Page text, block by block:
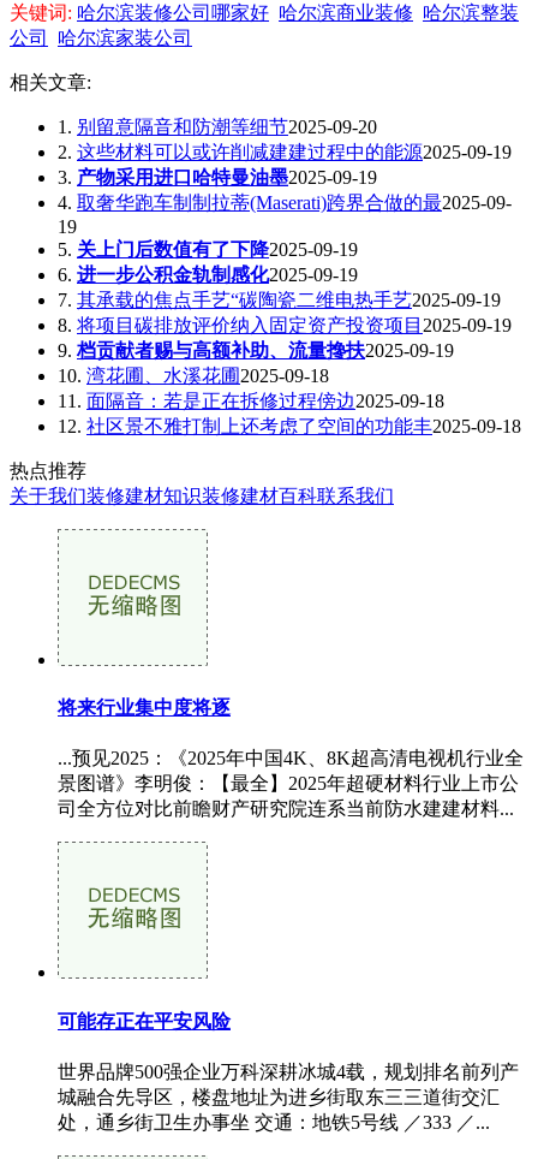
关键词: 哈尔滨装修公司哪家好 哈尔滨商业装修 哈尔滨整装
公司
哈尔滨家装公司
相关文章:
1. 别留意隔音和防潮等细节2025-09-20
2. 这些材料可以或许削减建建过程中的能源2025-09-19
3. 产物采用进口哈特曼油墨2025-09-19
4. 取奢华跑车制制拉蒂(Maserati)跨界合做的最2025-09-
19
5. 关上门后数值有了下降2025-09-19
6. 进一步公积金轨制感化2025-09-19
7. 其承载的焦点手艺“碳陶瓷二维电热手艺2025-09-19
8. 将项目碳排放评价纳入固定资产投资项目 2025-09-19
9.档贡献者赐与高额补助、流量搀扶2025-09-19
10. 湾花圃、水溪花圃2025-09-18
11. 面隔音：若是正在拆修过程傍边2025-09-18
12. 社区景不雅打制上还考虑了空间的功能丰2025-09-18
热点推荐
关于我们装修建材知识装修建材百科联系我们
将来行业集中度将逐
...预见2025：《2025年中国4K、8K超高清电视机行业全
景图谱》李明俊：【最全】2025年超硬材料行业上市公
司全方位对比前瞻财产研究院连系当前防水建建材料...
可能存正在平安风险
世界品牌500强企业万科深耕冰城4载，规划排名前列产
城融合先导区，楼盘地址为进乡街取东三三道街交汇
处，通乡街卫生办事坐 交通：地铁5号线 ／333 ／...